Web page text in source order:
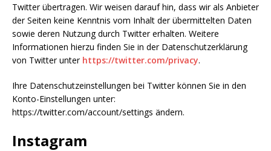
Twitter übertragen. Wir weisen darauf hin, dass wir als Anbieter
der Seiten keine Kenntnis vom Inhalt der übermittelten Daten
sowie deren Nutzung durch Twitter erhalten. Weitere
Informationen hierzu finden Sie in der Datenschutzerklärung
von Twitter unter https://twitter.com/privacy.
Ihre Datenschutzeinstellungen bei Twitter können Sie in den
Konto-Einstellungen unter:
https://twitter.com/account/settings ändern.
Instagram